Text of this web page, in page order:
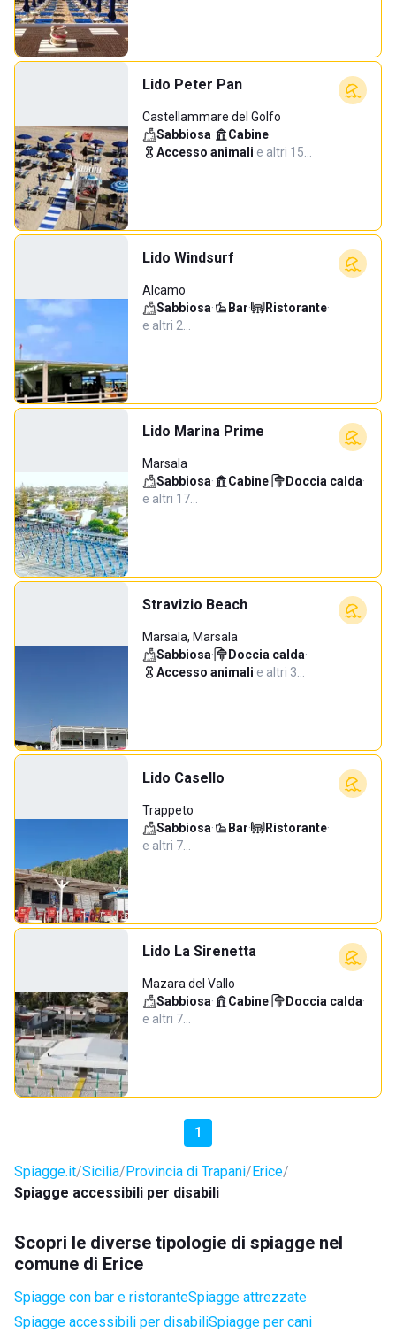
Lido Peter Pan
Castellammare del Golfo
Sabbiosa· Cabine·
Accesso animali·e altri 15…
Lido Windsurf
Alcamo
Sabbiosa· Bar· Ristorante·
e altri 2…
Lido Marina Prime
Marsala
Sabbiosa· Cabine· Doccia calda·
e altri 17…
Stravizio Beach
Marsala, Marsala
Sabbiosa· Doccia calda·
Accesso animali·e altri 3…
Lido Casello
Trappeto
Sabbiosa· Bar· Ristorante·
e altri 7…
Lido La Sirenetta
Mazara del Vallo
Sabbiosa· Cabine· Doccia calda·
e altri 7…
1
Spiagge.it Sicilia Provincia di Trapani Erice
Spiagge accessibili per disabili
Scopri le diverse tipologie di spiagge nel
comune di Erice
Spiagge con bar e ristoranteSpiagge attrezzate
Spiagge accessibili per disabiliSpiagge per cani